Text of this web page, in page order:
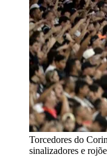
Torcedores do
sinalizadores e